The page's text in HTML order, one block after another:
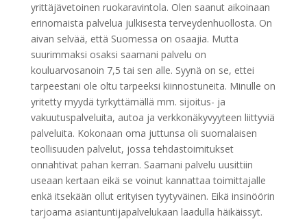
yrittäjävetoinen ruokaravintola. Olen saanut aikoinaan
erinomaista palvelua julkisesta terveydenhuollosta. On
aivan selvää, että Suomessa on osaajia. Mutta
suurimmaksi osaksi saamani palvelu on
kouluarvosanoin 7,5 tai sen alle. Syynä on se, ettei
tarpeestani ole oltu tarpeeksi kiinnostuneita. Minulle on
yritetty myydä tyrkyttämällä mm. sijoitus- ja
vakuutuspalveluita, autoa ja verkkonäkyvyyteen liittyviä
palveluita. Kokonaan oma juttunsa oli suomalaisen
teollisuuden palvelut, jossa tehdastoimitukset
onnahtivat pahan kerran. Saamani palvelu uusittiin
useaan kertaan eikä se voinut kannattaa toimittajalle
enkä itsekään ollut erityisen tyytyväinen. Eikä insinöörin
tarjoama asiantuntijapalvelukaan laadulla häikäissyt.